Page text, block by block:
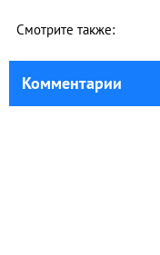
Смотрите также:
Комментарии